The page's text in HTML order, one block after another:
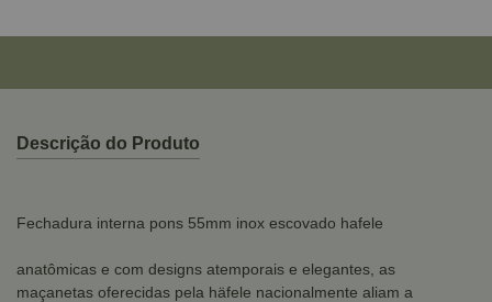
Descrição do Produto
Fechadura interna pons 55mm inox escovado hafele
anatômicas e com designs atemporais e elegantes, as
maçanetas oferecidas pela häfele nacionalmente aliam a